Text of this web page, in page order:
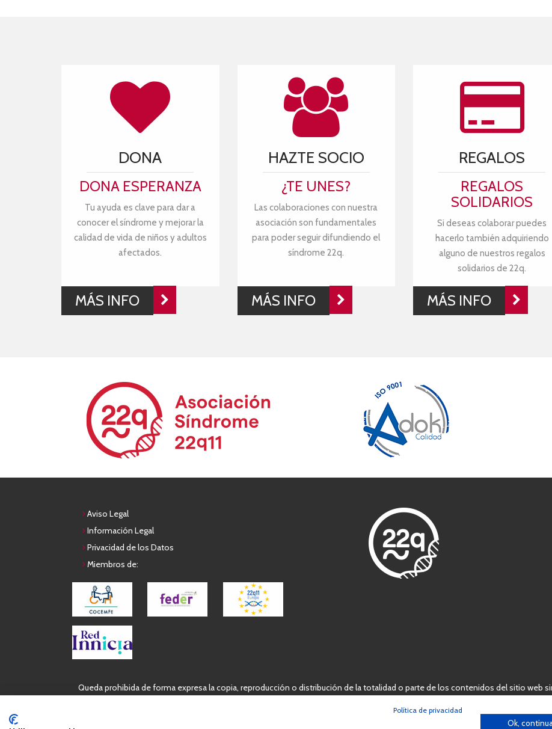
DONA
DONA ESPERANZA
Tu ayuda es clave para dar a
conocer el síndrome y mejorar la
calidad de vida de niños y adultos
afectados.
MÁS INFO
HAZTE SOCIO
¿TE UNES?
Las colaboraciones con nuestra
asociación son fundamentales
para poder seguir difundiendo el
síndrome 22q.
MÁS INFO
REGALOS
REGALOS
SOLIDARIOS
Si deseas colaborar puedes
hacerlo también adquiriendo
alguno de nuestros regalos
solidarios de 22q.
MÁS INFO
Aviso Legal
Información Legal
Privacidad de los Datos
Miembros de:
Queda prohibida de forma expresa la copia, reproducción o distribución de la totalidad o parte de los contenidos del sitio web
Política de privacidad
Ok,